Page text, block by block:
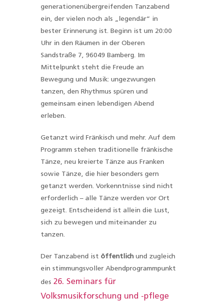
generationenübergreifenden Tanzabend
ein, der vielen noch als „legendär“ in
bester Erinnerung ist. Beginn ist um 20:00
Uhr in den Räumen in der Oberen
Sandstraße 7, 96049 Bamberg. Im
Mittelpunkt steht die Freude an
Bewegung und Musik: ungezwungen
tanzen, den Rhythmus spüren und
gemeinsam einen lebendigen Abend
erleben.
Getanzt wird Fränkisch und mehr. Auf dem
Programm stehen traditionelle fränkische
Tänze, neu kreierte Tänze aus Franken
sowie Tänze, die hier besonders gern
getanzt werden. Vorkenntnisse sind nicht
erforderlich – alle Tänze werden vor Ort
gezeigt. Entscheidend ist allein die Lust,
sich zu bewegen und miteinander zu
tanzen.
Der Tanzabend ist öffentlich und zugleich
ein stimmungsvoller Abendprogrammpunkt
des 26. Seminars für
Volksmusikforschung und -pflege